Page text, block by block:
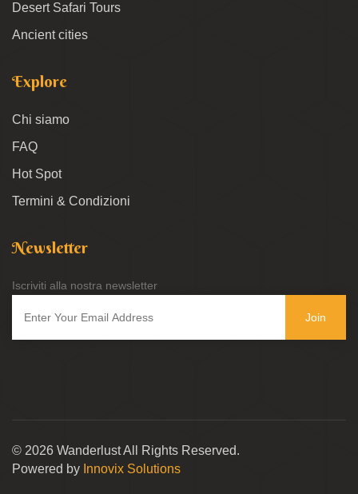
Desert Safari Tours
Ancient cities
Explore
Chi siamo
FAQ
Hot Spot
Termini & Condizioni
Newsletter
Iscriviti alla nostra newsletter
Join
© 2026 Wanderlust All Rights Reserved.
Powered by Innovix Solutions